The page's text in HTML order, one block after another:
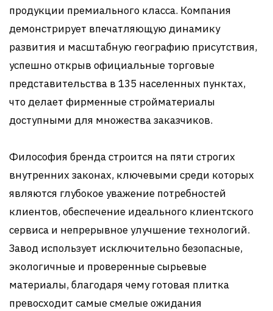
продукции премиального класса. Компания
демонстрирует впечатляющую динамику
развития и масштабную географию присутствия,
успешно открыв официальные торговые
представительства в 135 населенных пунктах,
что делает фирменные стройматериалы
доступными для множества заказчиков.
Философия бренда строится на пяти строгих
внутренних законах, ключевыми среди которых
являются глубокое уважение потребностей
клиентов, обеспечение идеального клиентского
сервиса и непрерывное улучшение технологий.
Завод использует исключительно безопасные,
экологичные и проверенные сырьевые
материалы, благодаря чему готовая плитка
превосходит самые смелые ожидания